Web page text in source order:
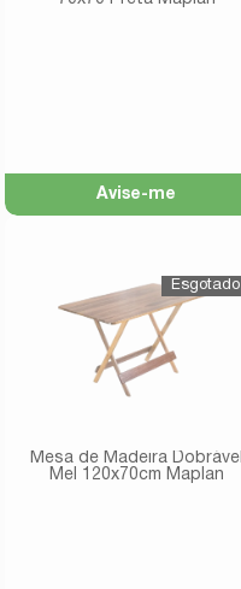
Avise-me
Mesa de Madeira Dobrável
Mel 120x70cm Maplan